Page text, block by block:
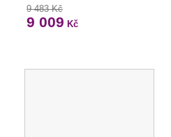
9 483 Kč
9 009 Kč